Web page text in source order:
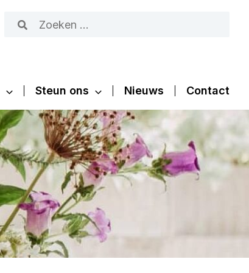
naar:
Steun ons Nieuws Contact